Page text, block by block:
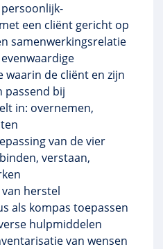
een cliënt gericht op
samenwerkingsrelatie
de cliënt en zijn
passend bij
in: overnemen,
van de vier
verstaan,
herstel
als kompas toepassen
hulpmiddelen
van wensen